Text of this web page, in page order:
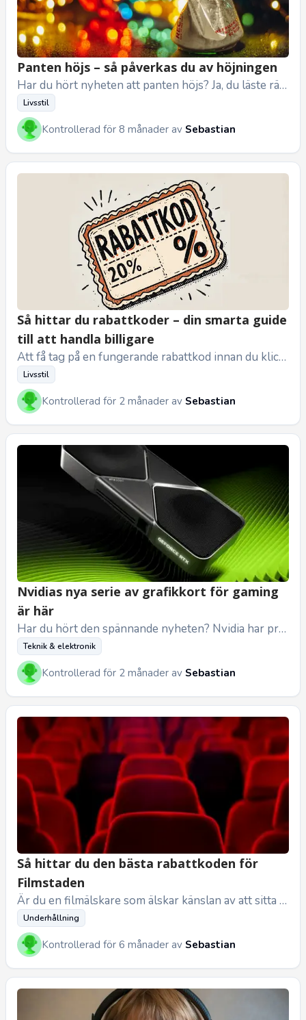
Panten höjs – så påverkas du av höjningen
Har du hört nyheten att panten höjs? Ja, du läste rät
t! Under andra halvan av 2025 kommer vi att börja se
högre pantbelo...
Livsstil
Kontrollerad för 8 månader av Sebastian
Så hittar du rabattkoder – din smarta guide
till att handla billigare
Att få tag på en fungerande rabattkod innan du klick
ar hem något kan ge både en lägre totalsumma och e
tt litet lyckorus....
Livsstil
Kontrollerad för 2 månader av Sebastian
Nvidias nya serie av grafikkort för gaming
är här
Har du hört den spännande nyheten? Nvidia har pre
cis avslöjat sin nästa generation av grafikkort, RTX 5
0-serien, och det...
Teknik & elektronik
Kontrollerad för 2 månader av Sebastian
Så hittar du den bästa rabattkoden för
Filmstaden
Är du en filmälskare som älskar känslan av att sitta i
en bekväm biosalong, redo att uppslukas av en helt
ny värld på de...
Underhållning
Kontrollerad för 6 månader av Sebastian